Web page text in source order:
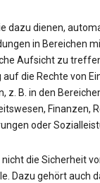
dazu dienen,
in Bereichen
Aufsicht zu
auf die Rechte von
z. B. in den
Finanzen,
oder
die Sicherheit
Dazu gehört auch